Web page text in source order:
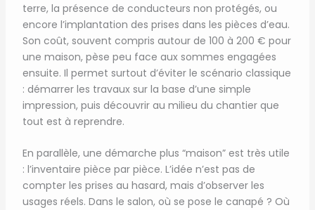
terre, la présence de conducteurs non protégés, ou
encore l’implantation des prises dans les pièces d’eau.
Son coût, souvent compris autour de 100 à 200 € pour
une maison, pèse peu face aux sommes engagées
ensuite. Il permet surtout d’éviter le scénario classique
: démarrer les travaux sur la base d’une simple
impression, puis découvrir au milieu du chantier que
tout est à reprendre.
En parallèle, une démarche plus “maison” est très utile
: l’inventaire pièce par pièce. L’idée n’est pas de
compter les prises au hasard, mais d’observer les
usages réels. Dans le salon, où se pose le canapé ? Où